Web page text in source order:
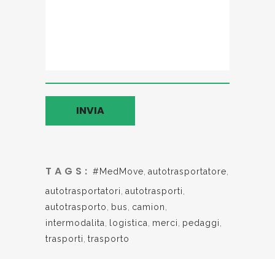
TAGS: #MedMove autotrasportatore
autotrasportatori autotrasporti
autotrasporto
bus camion
intermodalita
logistica merci pedaggi
trasporti trasporto